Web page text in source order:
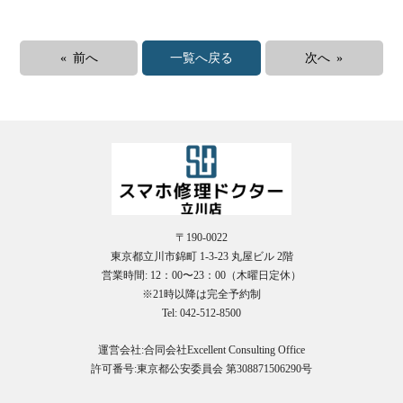
« 前へ 一覧へ戻る 次へ »
〒190-0022
東京都立川市錦町 1-3-23 丸屋ビル 2階
営業時間: 12：00〜23：00（木曜日定休）
※21時以降は完全予約制
Tel: 042-512-8500
運営会社:合同会社Excellent Consulting Office
許可番号:東京都公安委員会 第308871506290号